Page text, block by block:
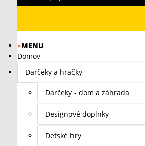
×MENU
Domov
Darčeky a hračky
Darčeky - dom a záhrada
Designové doplnky
Detské hry